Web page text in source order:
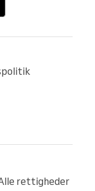
rettigheder